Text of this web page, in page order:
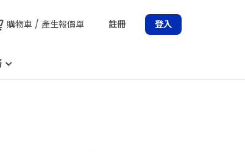
購物車 / 產生報價單 註冊 登入